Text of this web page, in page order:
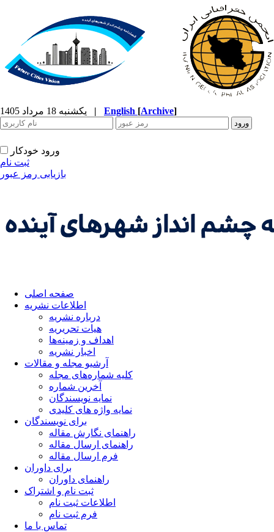
| English [Archive]
ورود خودکار
ثبت نام
بازیابی رمز عبور
صفحه اصلی
اطلاعات نشریه
درباره نشریه
هیات تحریریه
اهداف و زمینه‌ها
اخبار نشریه
آرشیو مجله و مقالات
کلیه شماره‌های مجله
آخرین شماره
نمایه نویسندگان
نمایه واژه های کلیدی
برای نویسندگان
راهنمای نگارش مقاله
راهنمای ارسال مقاله
فرم ارسال مقاله
برای داوران
راهنمای داوران
ثبت نام و اشتراک
اطلاعات ثبت نام
فرم ثبت نام
تماس با ما